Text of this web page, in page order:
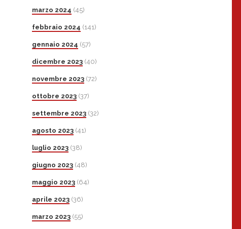
marzo 2024 (45)
febbraio 2024 (141)
gennaio 2024 (57)
dicembre 2023(40)
novembre 2023(72)
ottobre 2023(37)
settembre 2023(32)
agosto 2023(41)
luglio 2023(38)
giugno 2023(48)
maggio 2023(64)
aprile 2023(36)
marzo 2023(55)